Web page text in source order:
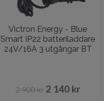
Victron Energy - Blue
Smart IP22 batteriladdare
24V/16A 3 utgångar BT
2 900 kr 2 140 kr